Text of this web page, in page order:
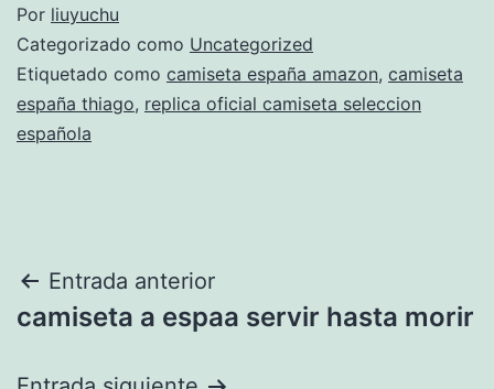
Por liuyuchu
Categorizado como Uncategorized
Etiquetado como camiseta españa amazon, camiseta
españa thiago, replica oficial camiseta seleccion
española
Navegación
de
Entrada anterior
camiseta a espaa servir hasta morir